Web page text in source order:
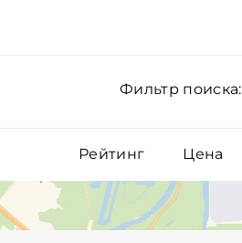
Фильтр поиска:
Рейтинг Цена